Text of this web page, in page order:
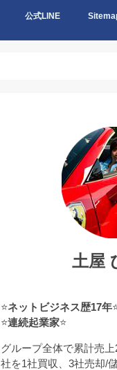
公式LINE
土屋
⭐ネットビジネス歴17年
⭐連続起業家⭐
グループ全体で累計売
社を1社買収、3社売却/